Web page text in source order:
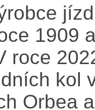
1909
roce
kol
Orbea